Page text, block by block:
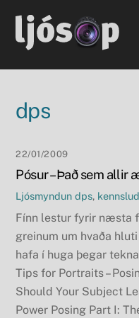
content
dps
22/01/2009
Pósur – Það sem allir
Ljósmyndun dps,
Fínn lestur fyrir næsta
greinum um hvaða
hafa í huga þegar
Tips for Portraits –
Should Your Subject
Power Posing Part I: